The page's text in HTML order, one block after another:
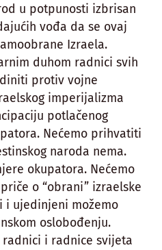
u potpunosti izbrisan
vođa da se ovaj
Izraela.
duhom radnici svih
protiv vojne
imperijalizma
potlačenog
Nećemo prihvatiti
naroda nema.
okupatora. Nećemo
o “obrani” izraelske
i ujedinjeni možemo
oslobođenju.
i radnice svijeta